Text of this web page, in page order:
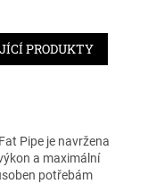
PRODUKTY
Pipe je navržena
a maximální
potřebám